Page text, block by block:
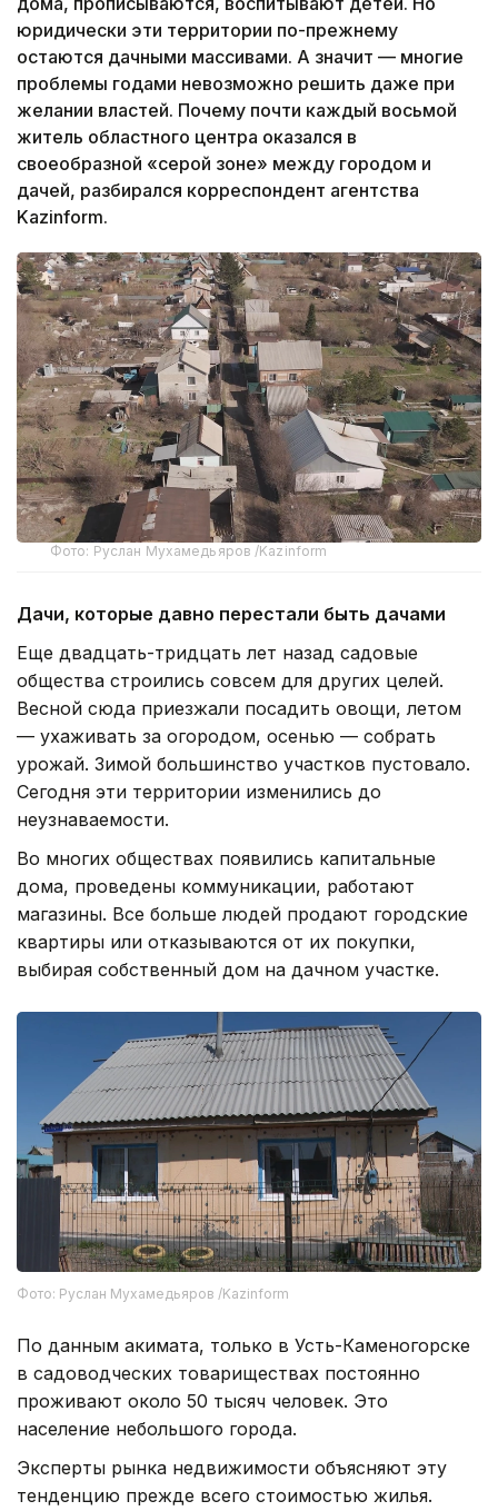
юридически эти территории по-прежнему
остаются дачными массивами. А значит — многие
проблемы годами невозможно решить даже при
желании властей. Почему почти каждый восьмой
житель областного центра оказался в
своеобразной «серой зоне» между городом и
дачей, разбирался корреспондент агентства
Kazinform.
Фото: Руслан Мухамедьяров /Kazinform
Дачи, которые давно перестали быть дачами
Еще двадцать-тридцать лет назад садовые
общества строились совсем для других целей.
Весной сюда приезжали посадить овощи, летом
— ухаживать за огородом, осенью — собрать
урожай. Зимой большинство участков пустовало.
Сегодня эти территории изменились до
неузнаваемости.
Во многих обществах появились капитальные
дома, проведены коммуникации, работают
магазины. Все больше людей продают городские
квартиры или отказываются от их покупки,
выбирая собственный дом на дачном участке.
Фото: Руслан Мухамедьяров /Kazinform
По данным акимата, только в Усть-Каменогорске
в садоводческих товариществах постоянно
проживают около 50 тысяч человек. Это
население небольшого города.
Эксперты рынка недвижимости объясняют эту
тенденцию прежде всего стоимостью жилья.